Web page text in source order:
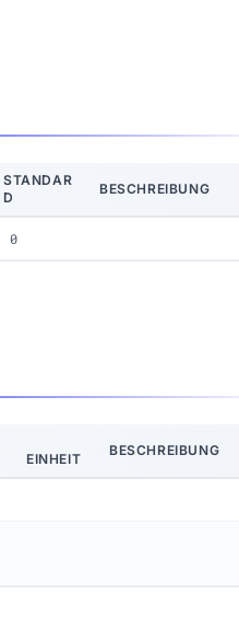
STANDAR
D
BESCHREIBUNG
0
EINHEIT
BESCHREIBUNG